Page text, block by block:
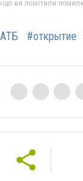
ви помітили
#открытие